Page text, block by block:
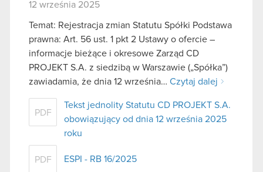
12 września 2025
Temat: Rejestracja zmian Statutu Spółki Podstawa
prawna: Art. 56 ust. 1 pkt 2 Ustawy o ofercie –
informacje bieżące i okresowe Zarząd CD
PROJEKT S.A. z siedzibą w Warszawie („Spółka”)
zawiadamia, że dnia 12 września… Czytaj dalej
PDF
Tekst jednolity Statutu CD PROJEKT S.A.
obowiązujący od dnia 12 września 2025
roku
PDF ESPI - RB 16/2025